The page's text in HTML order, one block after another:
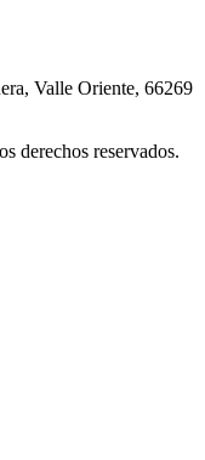
Valle Oriente, 66269
derechos reservados.